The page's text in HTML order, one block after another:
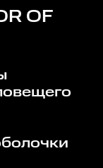
и,
дух вашей
за
в перед к
OF